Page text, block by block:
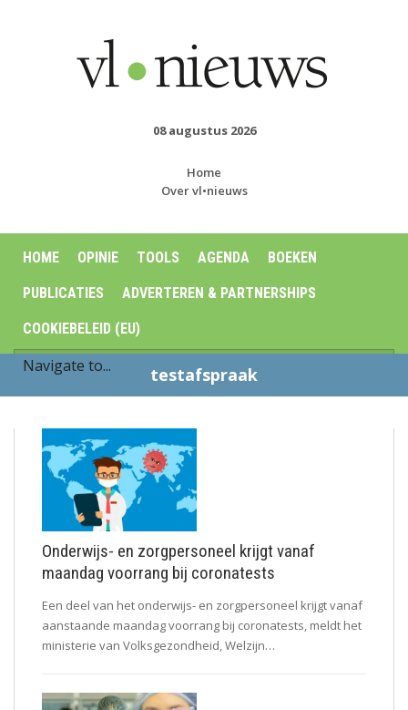
08 augustus 2026
Home
Over vl•nieuws
HOME OPINIE TOOLS AGENDA BOEKEN
PUBLICATIES ADVERTEREN & PARTNERSHIPS
COOKIEBELEID (EU)
testafspraak
Onderwijs- en zorgpersoneel krijgt vanaf
maandag voorrang bij coronatests
Een deel van het onderwijs- en zorgpersoneel krijgt vanaf
aanstaande maandag voorrang bij coronatests, meldt het
ministerie van Volksgezondheid, Welzijn…